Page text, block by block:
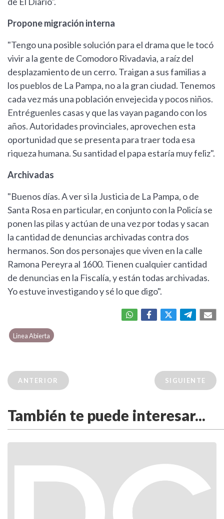
Propone migración interna
"Tengo una posible solución para el drama que le tocó
vivir a la gente de Comodoro Rivadavia, a raíz del
desplazamiento de un cerro. Traigan a sus familias a
los pueblos de La Pampa, no a la gran ciudad. Tenemos
cada vez más una población envejecida y pocos niños.
Entréguenles casas y que las vayan pagando con los
años. Autoridades provinciales, aprovechen esta
oportunidad que se presenta para traer toda esa
riqueza humana. Su santidad el papa estaría muy feliz".
Archivadas
"Buenos días. A ver si la Justicia de La Pampa, o de
Santa Rosa en particular, en conjunto con la Policía se
ponen las pilas y actúan de una vez por todas y sacan
la cantidad de denuncias archivadas contra dos
hermanos. Son dos personajes que viven en la calle
Ramona Pereyra al 1600. Tienen cualquier cantidad
de denuncias en la Fiscalía, y están todas archivadas.
Yo estuve investigando y sé lo que digo".
Linea Abierta
ANTERIOR SIGUIENTE
También te puede interesar...